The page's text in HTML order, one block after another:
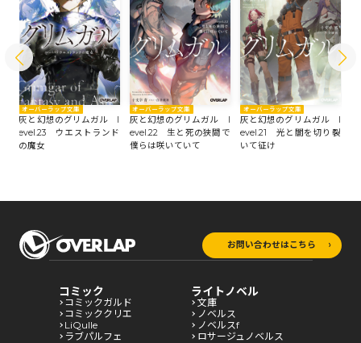
オーバーラップ文庫
灰と幻想のグリムガル l
evel.23 ウエストランド
の魔女
オーバーラップ文庫
灰と幻想のグリムガル l
evel.22 生と死の狭間で
僕らは咲いていて
オーバーラップ文庫
灰と幻想のグリムガル l
evel.21 光と闇を切り裂
いて征け
お問い合わせはこちら
コミック
コミックガルド
コミッククリエ
LiQulle
ラブパルフェ
ライトノベル
文庫
ノベルス
ノベルスf
ロサージュノベルス